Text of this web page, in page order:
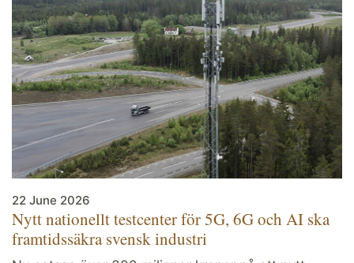
22 June 2026
Nytt nationellt testcenter för 5G, 6G och AI ska
framtidssäkra svensk industri